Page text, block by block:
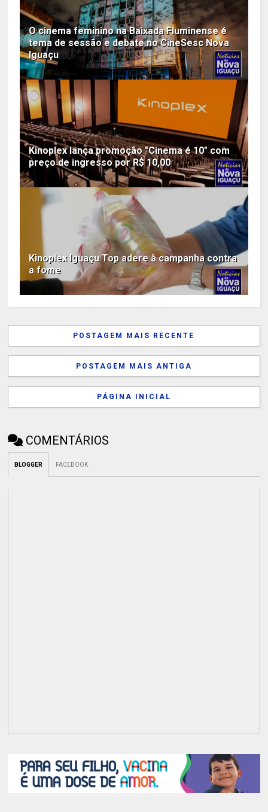
O cinema feminino na Baixada Fluminense é
tema de sessão e debate no CineSesc Nova
Iguaçu
Kinoplex lança promoção "Cinema é 10" com
preço de ingresso por R$ 10,00
Kinoplex Iguaçu Top adere à campanha contra
a fome
POSTAGEM MAIS RECENTE
POSTAGEM MAIS ANTIGA
PÁGINA INICIAL
COMENTÁRIOS
BLOGGER FACEBOOK